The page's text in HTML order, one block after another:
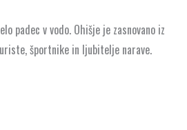
padec v vodo. Ohišje je zasnovano iz
športnike in ljubitelje narave.